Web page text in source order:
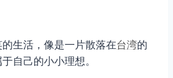
生活，像是一片散落在台湾的
自己的小小理想。